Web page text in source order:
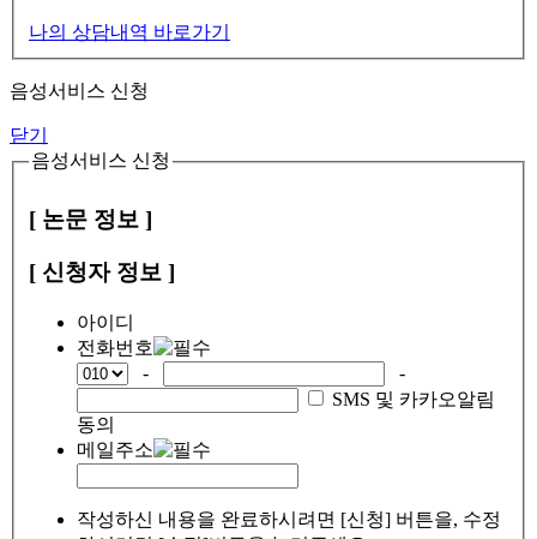
나의 상담내역 바로가기
음성서비스 신청
닫기
음성서비스 신청
[ 논문 정보 ]
[ 신청자 정보 ]
아이디
전화번호
-
-
SMS 및 카카오알림
동의
메일주소
작성하신 내용을 완료하시려면 [신청] 버튼을, 수정